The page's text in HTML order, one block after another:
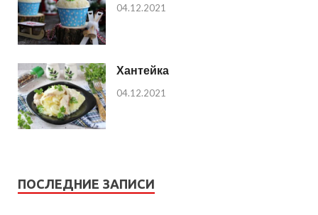
04.12.2021
Хантейка
04.12.2021
ПОСЛЕДНИЕ ЗАПИСИ